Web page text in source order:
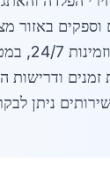
וספקים באזור
משלוח
זמנים ודרישות
ניתן